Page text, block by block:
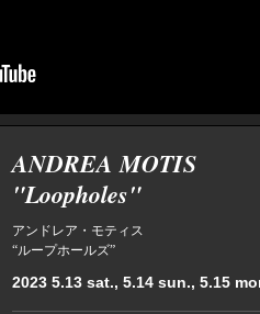
ANDREA MOTIS
"Loopholes"
アンドレア・モティス
“ループホールズ”
2023 5.13 sat., 5.14 sun., 5.15